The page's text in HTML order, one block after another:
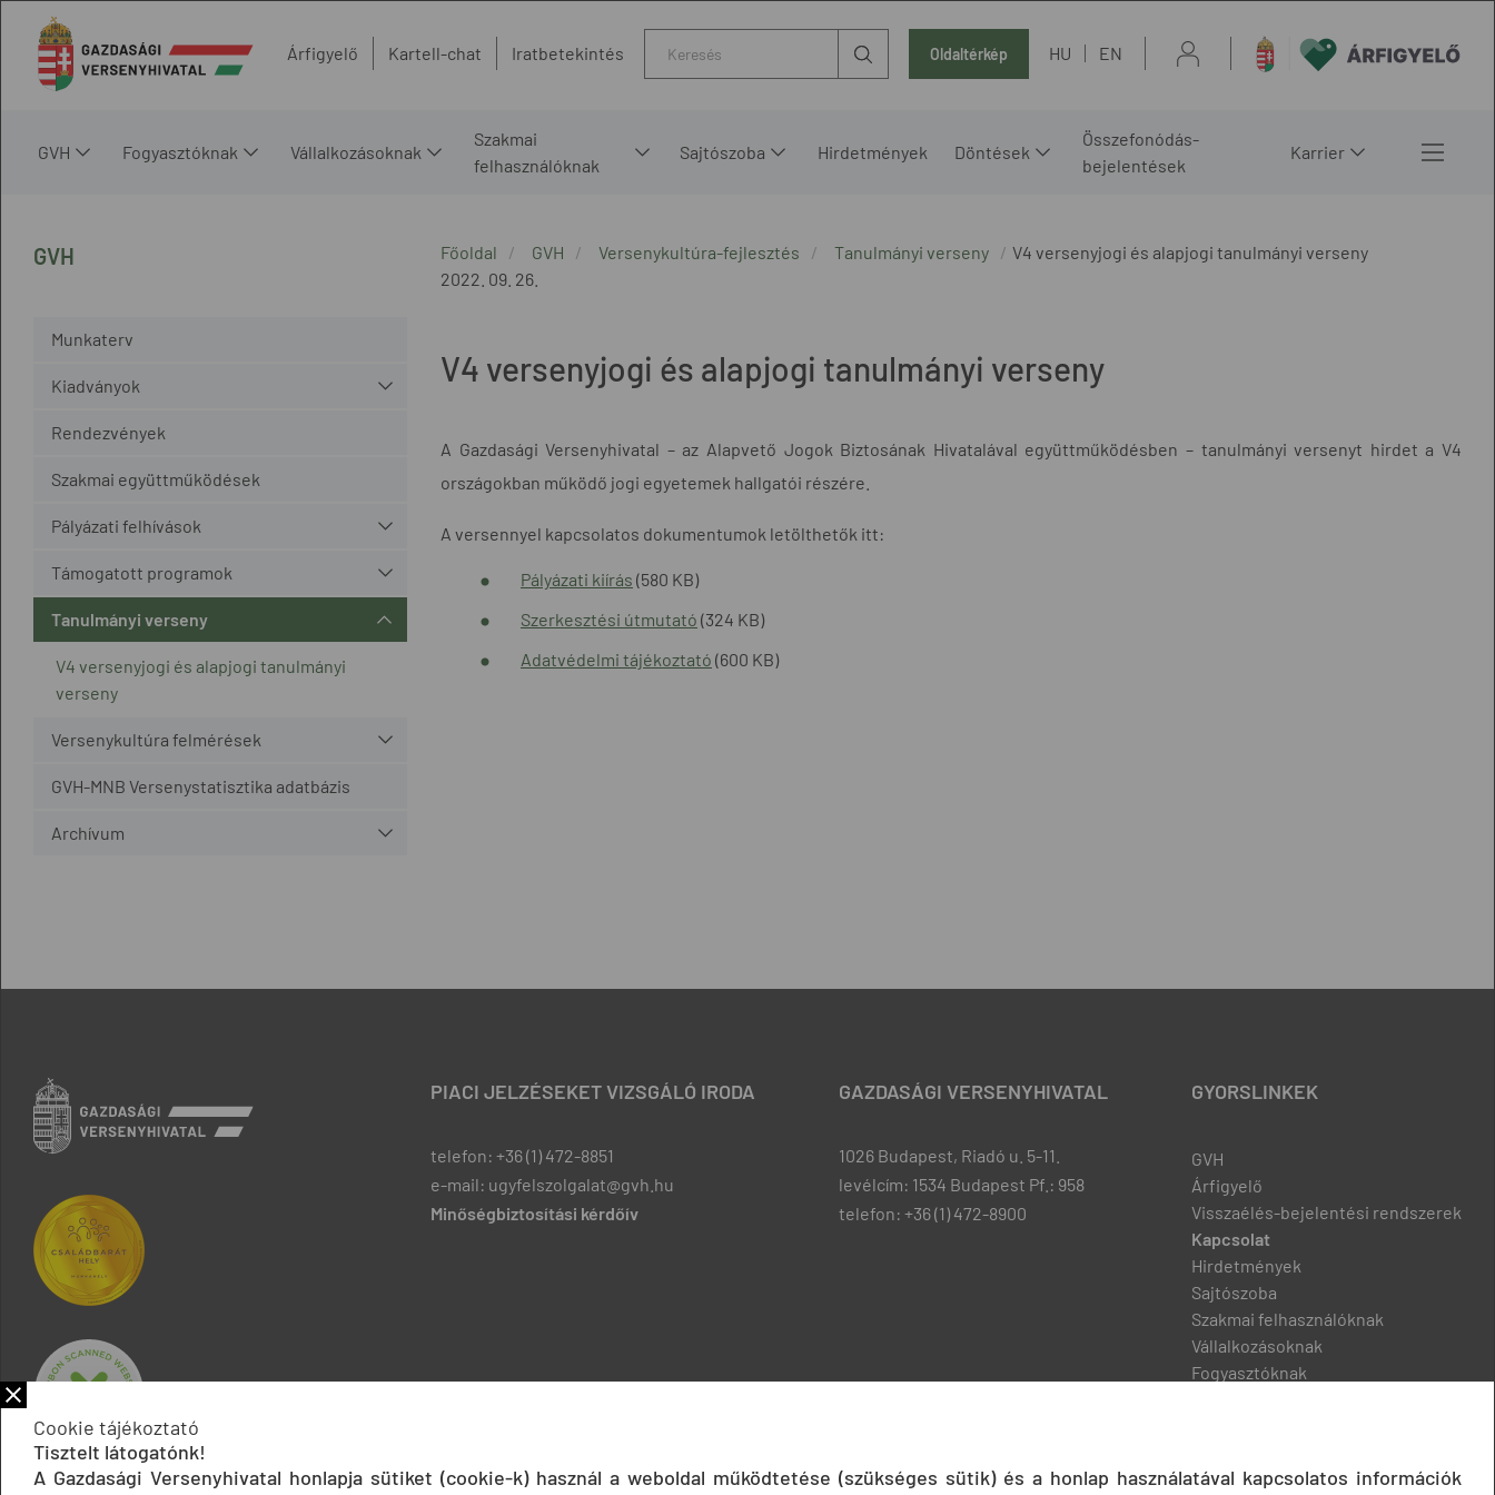
Árfigyelő Kartell-chat Iratbetekintés Oldaltérkép HU EN
GVH Fogyasztóknak Vállalkozásoknak
Szakmai
felhasználóknak
Sajtószoba Hirdetmények Döntések
Összefonódás-
bejelentések
Karrier
GVH
Munkaterv
Kiadványok
Rendezvények
Szakmai együttműködések
Pályázati felhívások
Támogatott programok
Tanulmányi verseny
V4 versenyjogi és alapjogi tanulmányi
verseny
Versenykultúra felmérések
GVH-MNB Versenystatisztika adatbázis
Archívum
Főoldal GVH Versenykultúra-fejlesztés Tanulmányi verseny
V4 versenyjogi és alapjogi tanulmányi verseny
2022. 09. 26.
V4 versenyjogi és alapjogi tanulmányi verseny
A Gazdasági Versenyhivatal – az Alapvető Jogok Biztosának Hivatalával együttműködésben – tanulmányi versenyt hirdet a V4
országokban működő jogi egyetemek hallgatói részére.
A versennyel kapcsolatos dokumentumok letölthetők itt:
Pályázati kiírás (580 KB)
Szerkesztési útmutató (324 KB)
Adatvédelmi tájékoztató (600 KB)
PIACI JELZÉSEKET VIZSGÁLÓ IRODA
telefon: +36 (1) 472-8851
e-mail: ugyfelszolgalat@gvh.hu
Minőségbiztosítási kérdőív
GAZDASÁGI VERSENYHIVATAL
1026 Budapest, Riadó u. 5-11.
levélcím: 1534 Budapest Pf.: 958
telefon: +36 (1) 472-8900
GYORSLINKEK
GVH
Árfigyelő
Visszaélés-bejelentési rendszerek
Kapcsolat
Hirdetmények
Sajtószoba
Szakmai felhasználóknak
Vállalkozásoknak
Fogyasztóknak
Cookie tájékoztató
Tisztelt látogatónk!
A Gazdasági Versenyhivatal honlapja sütiket (cookie-k) használ a weboldal működtetése (szükséges sütik) és a honlap használatával kapcsolatos információk